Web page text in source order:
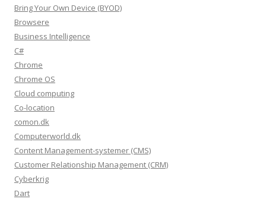
Bring Your Own Device (BYOD)
Browsere
Business Intelligence
C#
Chrome
Chrome OS
Cloud computing
Co-location
comon.dk
Computerworld.dk
Content Management-systemer (CMS)
Customer Relationship Management (CRM)
Cyberkrig
Dart